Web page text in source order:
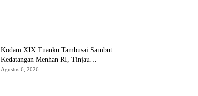
Kodam XIX Tuanku Tambusai Sambut
Kedatangan Menhan RI, Tinjau
Penguatan Yonif TP di Bengkalis dan
Agustus 6, 2026